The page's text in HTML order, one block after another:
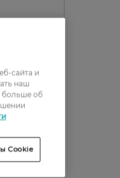
сайта и
наш
больше об
Cookie